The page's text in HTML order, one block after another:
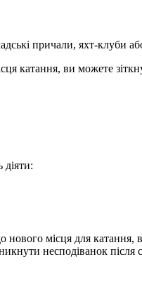
причали, яхт-клуби
катання, ви можете
місця для катання,
несподіванок після